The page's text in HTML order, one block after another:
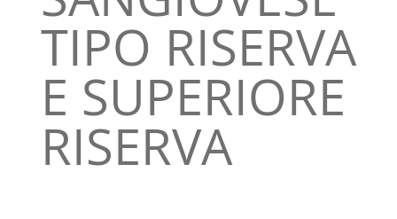
TIPO RISERVA
E SUPERIORE
RISERVA